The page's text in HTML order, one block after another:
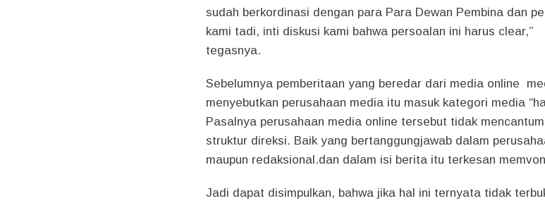
sudah berkordinasi dengan para Para Dewan Pembina dan
kami tadi, inti diskusi kami bahwa persoalan ini harus clear,”
tegasnya.
Sebelumnya pemberitaan yang beredar dari media online
menyebutkan perusahaan media itu masuk kategori media
Pasalnya perusahaan media online tersebut tidak
struktur direksi. Baik yang bertanggungjawab dalam
maupun redaksional.dan dalam isi berita itu terkesan
Jadi dapat disimpulkan, bahwa jika hal ini ternyata tidak